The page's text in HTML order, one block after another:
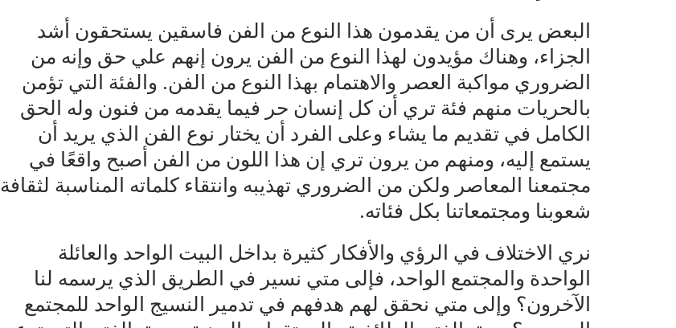
البعض يرى أن من يقدمون هذا النوع من الفن فاسقين يستحقون أشد
الجزاء، وهناك مؤيدون لهذا النوع من الفن يرون إنهم علي حق وإنه من
الضروري مواكبة العصر والاهتمام بهذا النوع من الفن. والفئة التي تؤمن
بالحريات منهم فئة تري أن كل إنسان حر فيما يقدمه من فنون وله الحق
الكامل في تقديم ما يشاء وعلى الفرد أن يختار نوع الفن الذي يريد أن
يستمع إليه، ومنهم من يرون تري إن هذا اللون من الفن أصبح واقعًا في
مجتمعنا المعاصر ولكن من الضروري تهذيبه وانتقاء كلماته المناسبة لثقافة
شعوبنا ومجتمعاتنا بكل فئاته.
نري الاختلاف في الرؤي والأفكار كثيرة بداخل البيت الواحد والعائلة
الواحدة والمجتمع الواحد، فإلى متي نسير في الطريق الذي يرسمه لنا
الآخرون؟ وإلى متي نحقق لهم هدفهم في تدمير النسيج الواحد للمجتمع